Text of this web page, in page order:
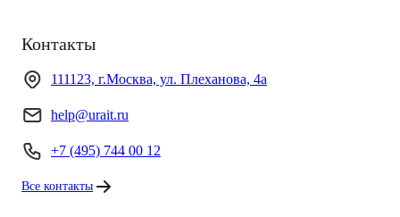
Контакты
111123, г.Москва, ул. Плеханова, 4а
help@urait.ru
+7 (495) 744 00 12
Все контакты